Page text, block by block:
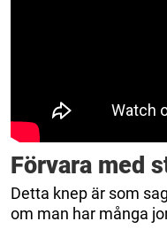
Förvara med
Detta knep är som
om man har många